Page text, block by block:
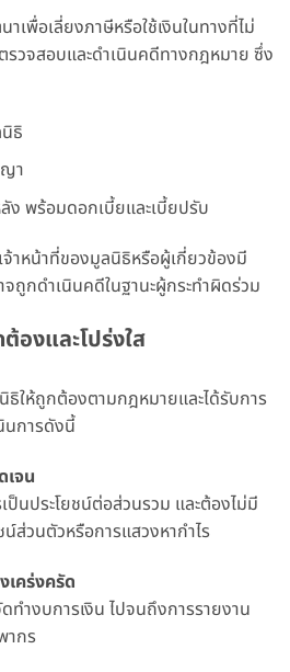
เพื่อเลี่ยงภาษีหรือใช้เงินในทางที่ไม่
รวจสอบและดำเนินคดีทางกฎหมาย ซึ่ง
ธิ
า
ง พร้อมดอกเบี้ยและเบี้ยปรับ
าหน้าที่ของมูลนิธิหรือผู้เกี่ยวข้องมี
ถูกดำเนินคดีในฐานะผู้กระทำผิดร่วม
องและโปร่งใส
ให้ถูกต้องตามกฎหมายและได้รับการ
นการดังนี้
จน
นประโยชน์ต่อส่วนรวม และต้องไม่มี
ส่วนตัวหรือการแสวงหากำไร
คร่งครัด
ทำงบการเงิน ไปจนถึงการรายงาน
ากร